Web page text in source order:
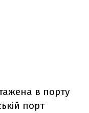
в порту
порт